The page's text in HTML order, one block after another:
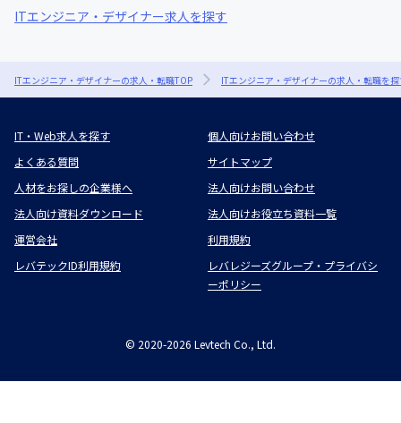
ITエンジニア・デザイナー求人を探す
ITエンジニア・デザイナーの求人・転職TOP ITエンジニア・デザイナーの求人・転職を
IT・Web求人を探す
個人向けお問い合わせ
よくある質問
サイトマップ
人材をお探しの企業様へ
法人向けお問い合わせ
法人向け資料ダウンロード
法人向けお役立ち資料一覧
運営会社
利用規約
レバテックID利用規約
レバレジーズグループ・プライバシ
ーポリシー
© 2020-2026 Levtech Co., Ltd.